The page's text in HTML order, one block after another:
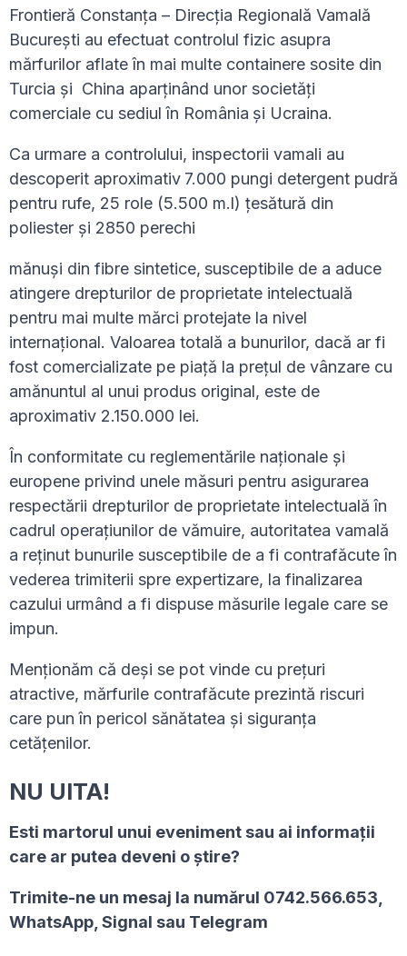
Frontieră Constanța – Direcția Regională Vamală
București au efectuat controlul fizic asupra
mărfurilor aflate în mai multe containere sosite din
Turcia și China aparținând unor societăți
comerciale cu sediul în România și Ucraina.
Ca urmare a controlului, inspectorii vamali au
descoperit aproximativ 7.000 pungi detergent pudră
pentru rufe, 25 role (5.500 m.l) țesătură din
poliester și 2850 perechi
mănuși din fibre sintetice, susceptibile de a aduce
atingere drepturilor de proprietate intelectuală
pentru mai multe mărci protejate la nivel
internațional. Valoarea totală a bunurilor, dacă ar fi
fost comercializate pe piaţă la preţul de vânzare cu
amănuntul al unui produs original, este de
aproximativ 2.150.000 lei.
În conformitate cu reglementările naționale și
europene privind unele măsuri pentru asigurarea
respectării drepturilor de proprietate intelectuală în
cadrul operațiunilor de vămuire, autoritatea vamală
a reținut bunurile susceptibile de a fi contrafăcute în
vederea trimiterii spre expertizare, la finalizarea
cazului urmând a fi dispuse măsurile legale care se
impun.
Menționăm că deși se pot vinde cu preţuri
atractive, mărfurile contrafăcute prezintă riscuri
care pun în pericol sănătatea și siguranța
cetățenilor.
NU UITA!
Esti martorul unui eveniment sau ai informaţii
care ar putea deveni o ştire?
Trimite-ne un mesaj la numărul 0742.566.653,
WhatsApp, Signal sau Telegram